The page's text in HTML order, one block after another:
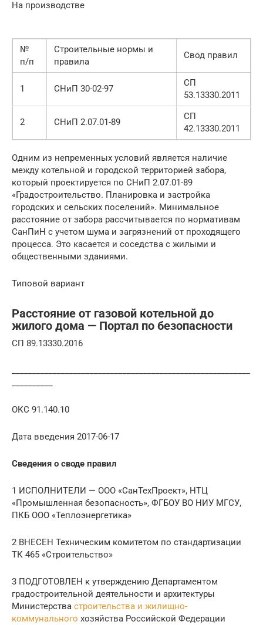
На производстве
№
п/п
Строительные нормы и
правила
Свод правил
1 СНиП 30-02-97
СП
53.13330.2011
2 СНиП 2.07.01-89
СП
42.13330.2011
Одним из непременных условий является наличие
между котельной и городской территорией забора,
который проектируется по СНиП 2.07.01-89
«Градостроительство. Планировка и застройка
городских и сельских поселений». Минимальное
расстояние от забора рассчитывается по нормативам
СанПиН с учетом шума и загрязнений от проходящего
процесса. Это касается и соседства с жилыми и
общественными зданиями.
Типовой вариант
Расстояние от газовой котельной до
жилого дома — Портал по безопасности
СП 89.13330.2016
ОКС 91.140.10
Дата введения 2017-06-17
Сведения о своде правил
1 ИСПОЛНИТЕЛИ — ООО «СанТехПроект», НТЦ
«Промышленная безопасность», ФГБОУ ВО НИУ МГСУ,
ПКБ ООО «Теплоэнергетика»
2 ВНЕСЕН Техническим комитетом по стандартизации
ТК 465 «Строительство»
3 ПОДГОТОВЛЕН к утверждению Департаментом
градостроительной деятельности и архитектуры
Министерства строительства и жилищно-
коммунального хозяйства Российской Федерации